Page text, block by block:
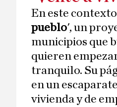
En este
pueblo', un
municipios que
quieren
tranquilo. Su
en un
vivienda y de